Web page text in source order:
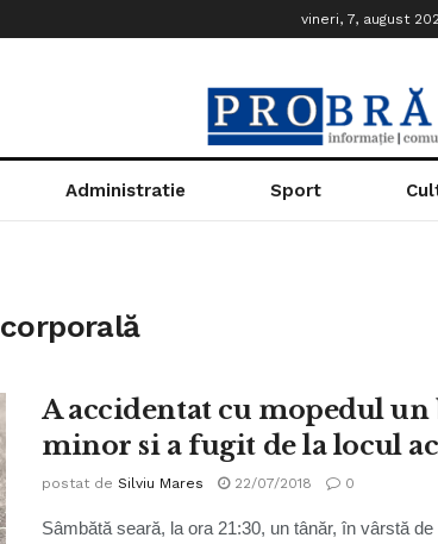
vineri, 7, august
Administratie Sport
A accidentat cu mopedul
minor si a fugit de la locul
postat de Silviu Mares 22/07/2018 0
Sâmbătă seară, la ora 21:30, un tânăr, în vârstă de